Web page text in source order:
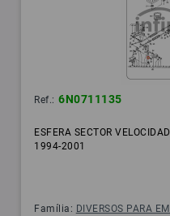
Ref.: 6N0711135
ESFERA SECTOR
1994-2001
Família: DIVERSOS PARA